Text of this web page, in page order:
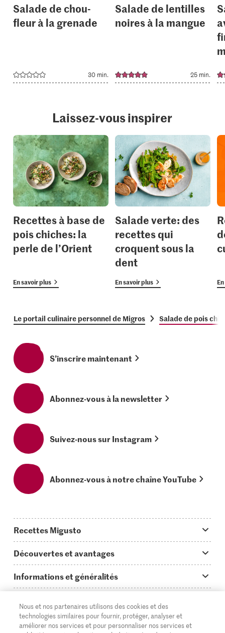
Salade de chou-
fleur à la grenade
30 min.
Salade de lentilles
noires à la mangue
25 min.
Laissez-vous inspirer
Recettes à base de
pois chiches: la
perle de l’Orient
En savoir plus
Salade verte: des
recettes qui
croquent sous la
dent
En savoir plus
Le portail culinaire personnel de Migros Salade de pois
S’inscrire maintenant
Abonnez-vous à la newsletter
Suivez-nous sur Instagram
Abonnez-vous à notre chaîne YouTube
Recettes Migusto
Idées de menus
Plats principaux
Simple & vite prêt
Découvertes et avantages
On en parle...
Tutoriels
Informations et généralités
Questions concernant Migusto
Cuisiner avec Migusto
Supermarché
Nous et nos partenaires utilisons des cookies et des
technologies similaires pour fournir, protéger, analyser et
améliorer nos services et pour personnaliser nos services et